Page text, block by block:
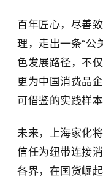
百年匠心，尽善
理，走出一条“公
色发展路径，不
更为中国消费品
可借鉴的实践样本
未来，上海家化
信任为纽带连接
各界，在国货崛